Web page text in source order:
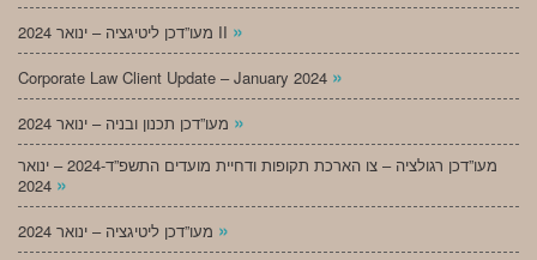
מעו”דכן ליטיגציה – ינואר 2024 II »
Corporate Law Client Update – January 2024 »
»
מעו”דכן רגולציה – צו הארכת תקופות ודחיית מועדים התשפ”ד-2024 – ינואר
»
»